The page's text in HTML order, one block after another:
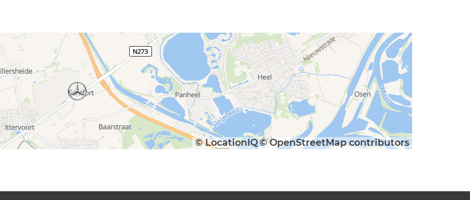
© LocationIQ© OpenStreetMap contributors